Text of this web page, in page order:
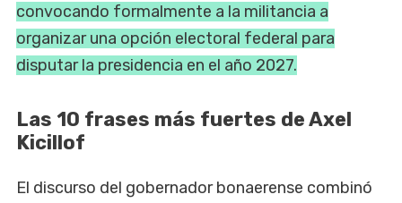
convocando formalmente a la militancia a
organizar una opción electoral federal para
disputar la presidencia en el año 2027.
Las 10 frases más fuertes de Axel
Kicillof
El discurso del gobernador bonaerense combinó